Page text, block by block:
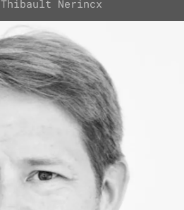
Thibault Nerincx